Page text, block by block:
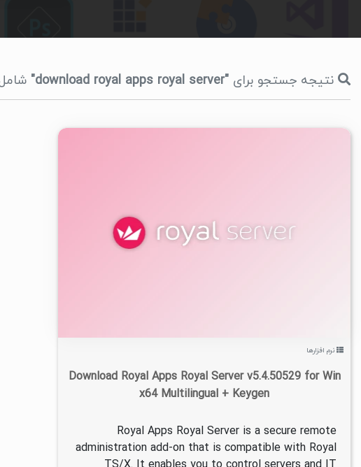
نتیجه جستجو برای "download royal apps royal server" شامل 1 مورد در مدت 345 میلی ثانیه،
نرم افزارها
Download Royal Apps Royal Server v5.4.50529 for Win
x64 Multilingual + Keygen
Royal Apps Royal Server is a secure remote
administration add-on that is compatible with Royal